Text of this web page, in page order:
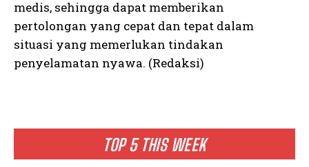
TOP 5 THIS WEEK
medis, sehingga dapat memberikan
pertolongan yang cepat dan tepat dalam
situasi yang memerlukan tindakan
penyelamatan nyawa. (Redaksi)